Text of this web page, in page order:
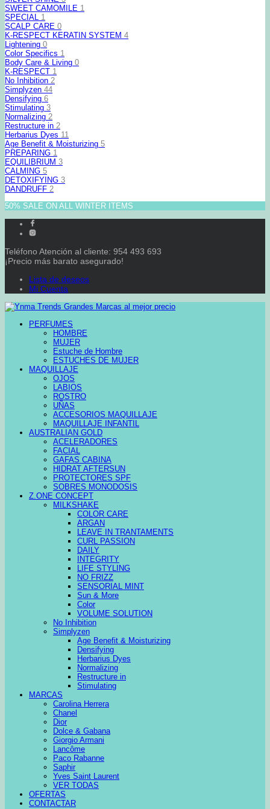
SWEET CAMOMILE 1
SPECIAL 1
SCALP CARE 0
K-RESPECT KERATIN SYSTEM 4
Lightening 0
Color Specifics 1
Body Care & Living 0
K-RESPECT 1
No Inhibition 2
Simplyzen 44
Densifying 6
Stimulating 3
Normalizing 2
Restructure in 2
Herbarius Dyes 11
Age Benefit & Moisturizing 5
PREPARING 1
EQUILIBRIUM 3
CALMING 5
DETOXIFYING 3
DANDRUFF 2
50% SALE ON ALL WINTER ITEMS
Teléfono Atención al cliente: 954 493 693
¡Precio más barato asegurado!
Lista de deseos
Mi Cuenta
PERFUMES
HOMBRE
MUJER
Estuche de Hombre
ESTUCHES DE MUJER
MAQUILLAJE
OJOS
LABIOS
ROSTRO
UÑAS
ACCESORIOS MAQUILLAJE
MAQUILLAJE INFANTIL
AUSTRALIAN GOLD
ACELERADORES
FACIAL
GAFAS CABINA
HIDRAT AFTERSUN
PROTECTORES SPF
SOBRES MONODOSIS
Z.ONE CONCEPT
MILKSHAKE
COLOR CARE
ARGAN
LEAVE IN TRANTAMENTS
CURL PASSION
DAILY
INTEGRITY
LIFE STYLING
NO FRIZZ
SENSORIAL MINT
Sun & More
Color
VOLUME SOLUTION
No Inhibition
Simplyzen
Age Benefit & Moisturizing
Densifying
Herbarius Dyes
Normalizing
Restructure in
Stimulating
MARCAS
Carolina Herrera
Chanel
Dior
Dolce & Gabana
Giorgio Armani
Lancôme
Paco Rabanne
Saphir
Yves Saint Laurent
VER TODAS
OFERTAS
CONTACTAR